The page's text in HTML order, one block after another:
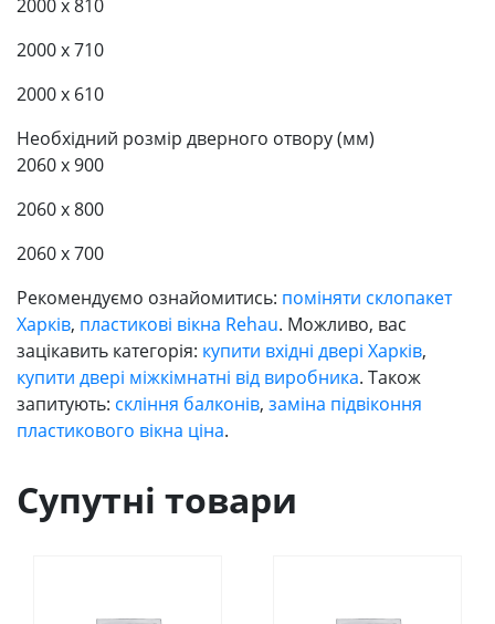
2000 x 810
2000 x 710
2000 x 610
Необхідний розмір дверного отвору (мм)
2060 x 900
2060 x 800
2060 x 700
Рекомендуємо ознайомитись: поміняти склопакет
Харків, пластикові вікна Rehau. Можливо, вас
зацікавить категорія: купити вхідні двері Харків,
купити двері міжкімнатні від виробника. Також
запитують: скління балконів, заміна підвіконня
пластикового вікна ціна.
Супутні товари